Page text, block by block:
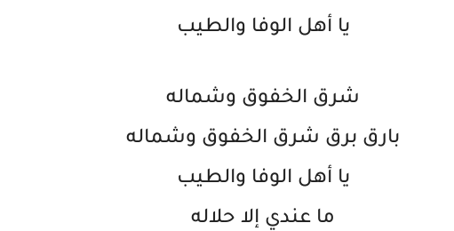
يا أهل الوفا والطيب
شرق الخفوق وشماله
بارق برق شرق الخفوق وشماله
يا أهل الوفا والطيب
ما عندي إلا حلاله